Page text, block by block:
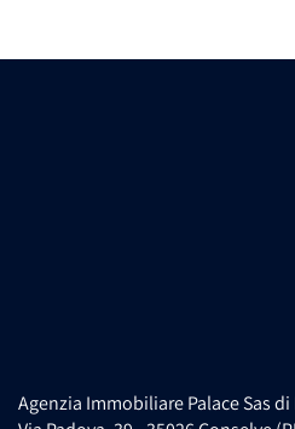
Agenzia Immobiliare Palace Sas